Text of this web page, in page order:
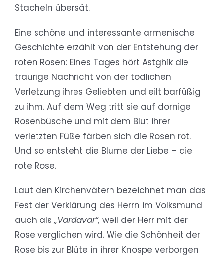
Stacheln übersät.
Eine schöne und interessante armenische
Geschichte erzählt von der Entstehung der
roten Rosen: Eines Tages hört Astghik die
traurige Nachricht von der tödlichen
Verletzung ihres Geliebten und eilt barfüßig
zu ihm. Auf dem Weg tritt sie auf dornige
Rosenbüsche und mit dem Blut ihrer
verletzten Füße färben sich die Rosen rot.
Und so entsteht die Blume der Liebe – die
rote Rose.
Laut den Kirchenvätern bezeichnet man das
Fest der Verklärung des Herrn im Volksmund
auch als„Vardavar“,weil der Herr mit der
Rose verglichen wird. Wie die Schönheit der
Rose bis zur Blüte in ihrer Knospe verborgen